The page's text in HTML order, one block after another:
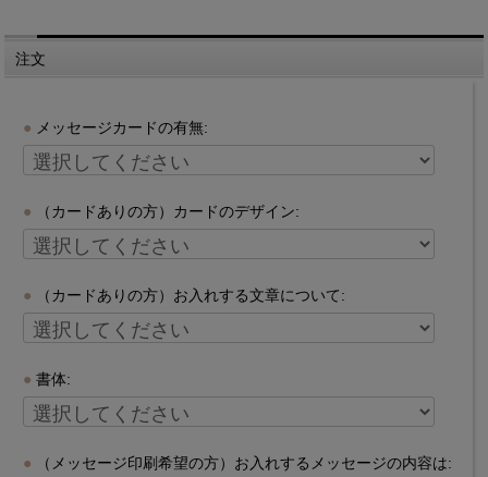
注文
メッセージカードの有無:
（カードありの方）カードのデザイン:
（カードありの方）お入れする文章について:
書体:
（メッセージ印刷希望の方）お入れするメッセージの内容は: